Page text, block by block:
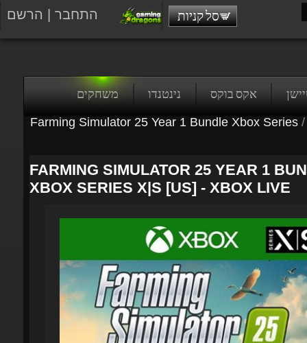
התחבר הרשם סל קניות
אקס בוקס נינטנדו משחקים
/
Farming Simulator 25 Year 1 Bundle Xbox Series
FARMING SIMULATOR 25 YEAR 1
XBOX SERIES X|S [US] - XBOX LIVE